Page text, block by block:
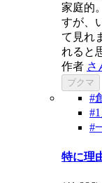
家庭的
すが、
て見れ
れると
作者 さ
ブクマ
#
#1
#
特に理